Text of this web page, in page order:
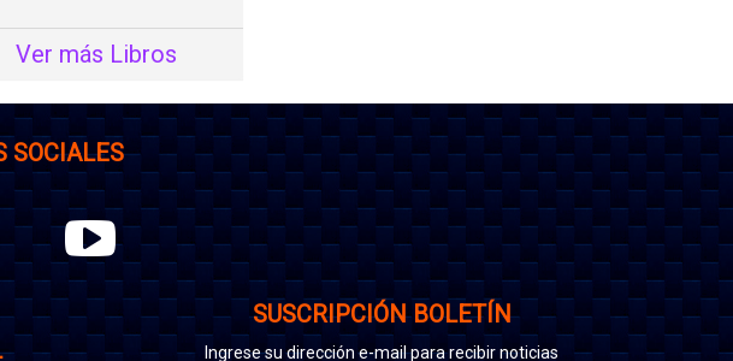
Ver más Libros
SOCIALES
SUSCRIPCIÓN BOLETÍN
Ingrese su dirección e-mail para recibir noticias